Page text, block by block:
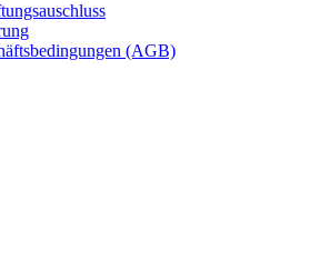
(AGB)